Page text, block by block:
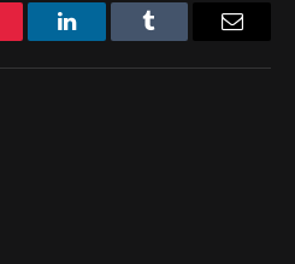
LinkedInTumblr